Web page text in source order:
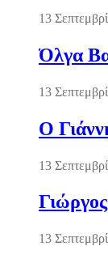
13
Όλγα
13
Ο
13
13